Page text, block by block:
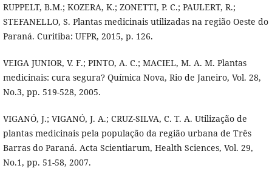
RUPPELT, B.M.; KOZERA, K.; ZONETTI, P. C.; PAULERT, R.;
STEFANELLO, S. Plantas medicinais utilizadas na região Oeste do
Paraná. Curitiba: UFPR, 2015, p. 126.
VEIGA JUNIOR, V. F.; PINTO, A. C.; MACIEL, M. A. M. Plantas
medicinais: cura segura? Química Nova, Rio de Janeiro, Vol. 28,
No.3, pp. 519-528, 2005.
VIGANÓ, J.; VIGANÓ, J. A.; CRUZ-SILVA, C. T. A. Utilização de
plantas medicinais pela população da região urbana de Três
Barras do Paraná. Acta Scientiarum, Health Sciences, Vol. 29,
No.1, pp. 51-58, 2007.